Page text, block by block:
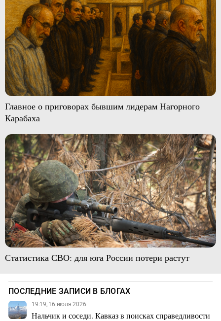
Главное о приговорах бывшим лидерам Нагорного
Карабаха
Статистика СВО: для юга России потери растут
ПОСЛЕДНИЕ ЗАПИСИ В БЛОГАХ
19:19, 16 июля 2026
Нальчик и соседи. Кавказ в поисках справедливости